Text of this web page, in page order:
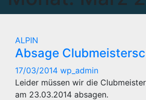
ALPIN
Absage
17/03/2014 wp_admin
Leider müssen wir die
am 23.03.2014 absagen.